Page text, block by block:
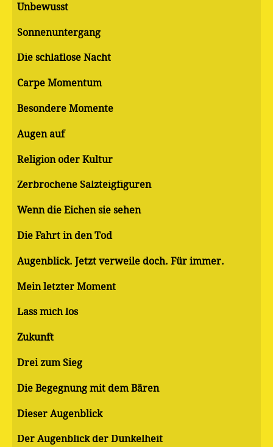
Unbewusst
Sonnenuntergang
Die schlaflose Nacht
Carpe Momentum
Besondere Momente
Augen auf
Religion oder Kultur
Zerbrochene Salzteigfiguren
Wenn die Eichen sie sehen
Die Fahrt in den Tod
Augenblick. Jetzt verweile doch. Für immer.
Mein letzter Moment
Lass mich los
Zukunft
Drei zum Sieg
Die Begegnung mit dem Bären
Dieser Augenblick
Der Augenblick der Dunkelheit